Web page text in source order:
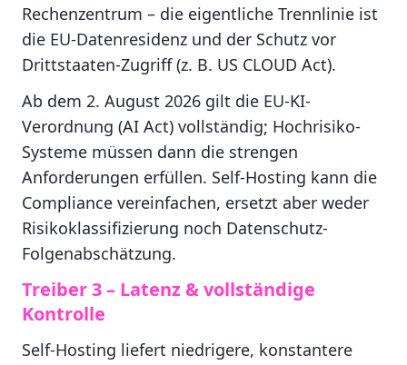
Rechenzentrum – die eigentliche Trennlinie ist
die EU-Datenresidenz und der Schutz vor
Drittstaaten-Zugriff (z. B. US CLOUD Act).
Ab dem 2. August 2026 gilt die EU-KI-
Verordnung (AI Act) vollständig; Hochrisiko-
Systeme müssen dann die strengen
Anforderungen erfüllen. Self-Hosting kann die
Compliance vereinfachen, ersetzt aber weder
Risikoklassifizierung noch Datenschutz-
Folgenabschätzung.
Treiber 3 – Latenz & vollständige
Kontrolle
Self-Hosting liefert niedrigere, konstantere